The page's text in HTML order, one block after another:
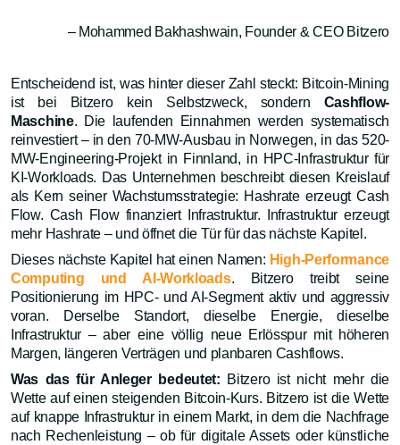
– Mohammed Bakhashwain, Founder & CEO Bitzero
Entscheidend ist, was hinter dieser Zahl steckt: Bitcoin-Mining
ist bei Bitzero kein Selbstzweck, sondern Cashflow-
Maschine. Die laufenden Einnahmen werden systematisch
reinvestiert – in den 70-MW-Ausbau in Norwegen, in das 520-
MW-Engineering-Projekt in Finnland, in HPC-Infrastruktur für
KI-Workloads. Das Unternehmen beschreibt diesen Kreislauf
als Kern seiner Wachstumsstrategie: Hashrate erzeugt Cash
Flow. Cash Flow finanziert Infrastruktur. Infrastruktur erzeugt
mehr Hashrate – und öffnet die Tür für das nächste Kapitel.
Dieses nächste Kapitel hat einen Namen: High-Performance
Computing und AI-Workloads. Bitzero treibt seine
Positionierung im HPC- und AI-Segment aktiv und aggressiv
voran. Derselbe Standort, dieselbe Energie, dieselbe
Infrastruktur – aber eine völlig neue Erlösspur mit höheren
Margen, längeren Verträgen und planbaren Cashflows.
Was das für Anleger bedeutet: Bitzero ist nicht mehr die
Wette auf einen steigenden Bitcoin-Kurs. Bitzero ist die Wette
auf knappe Infrastruktur in einem Markt, in dem die Nachfrage
nach Rechenleistung – ob für digitale Assets oder künstliche